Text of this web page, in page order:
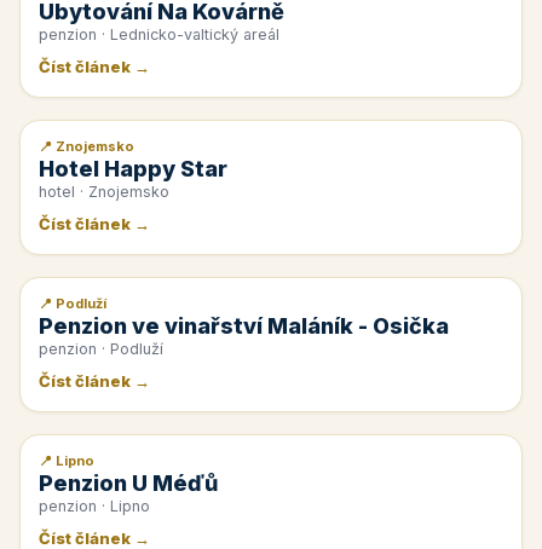
Ubytování Na Kovárně
penzion · Lednicko-valtický areál
Číst článek →
📰 PR článek
📍 Znojemsko
Hotel Happy Star
hotel · Znojemsko
Číst článek →
📰 PR článek
📍 Podluží
Penzion ve vinařství Maláník - Osička
penzion · Podluží
Číst článek →
📰 PR článek
📍 Lipno
Penzion U Méďů
penzion · Lipno
Číst článek →